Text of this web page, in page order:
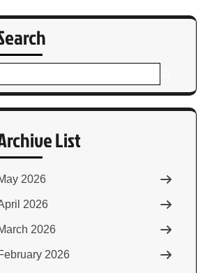
List
2026
2026
2026
2026